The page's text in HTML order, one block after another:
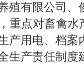
殖有限公司、
重点对畜禽水
产用电、档案
生产责任制度